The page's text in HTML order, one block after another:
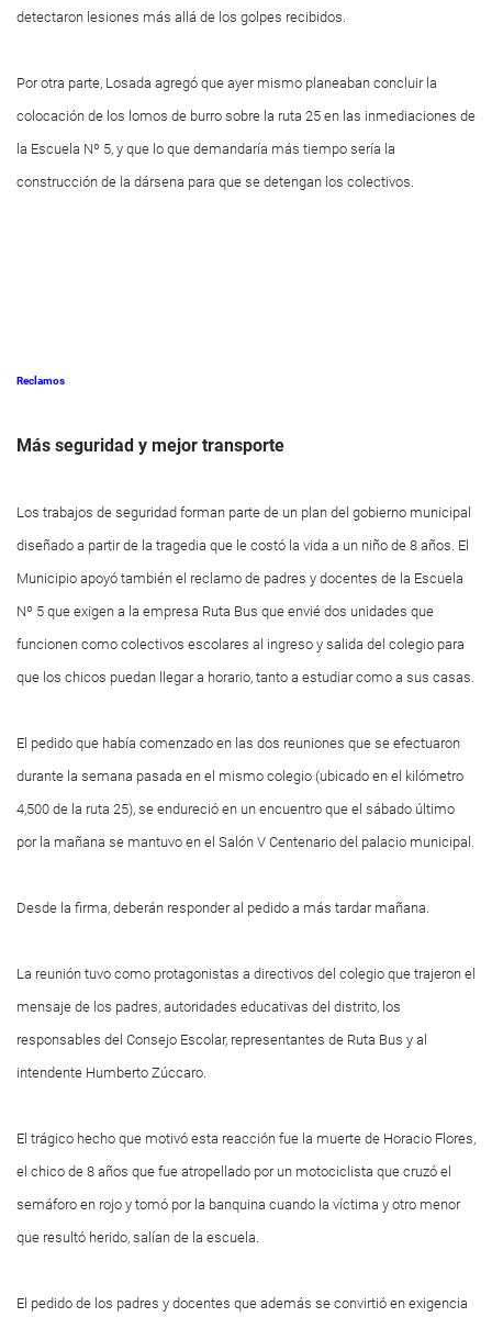
detectaron lesiones más allá de los golpes recibidos.
Por otra parte, Losada agregó que ayer mismo planeaban concluir la
colocación de los lomos de burro sobre la ruta 25 en las inmediaciones de
la Escuela Nº 5, y que lo que demandaría más tiempo sería la
construcción de la dársena para que se detengan los colectivos.
Reclamos
Más seguridad y mejor transporte
Los trabajos de seguridad forman parte de un plan del gobierno municipal
diseñado a partir de la tragedia que le costó la vida a un niño de 8 años. El
Municipio apoyó también el reclamo de padres y docentes de la Escuela
Nº 5 que exigen a la empresa Ruta Bus que envié dos unidades que
funcionen como colectivos escolares al ingreso y salida del colegio para
que los chicos puedan llegar a horario, tanto a estudiar como a sus casas.
El pedido que había comenzado en las dos reuniones que se efectuaron
durante la semana pasada en el mismo colegio (ubicado en el kilómetro
4,500 de la ruta 25), se endureció en un encuentro que el sábado último
por la mañana se mantuvo en el Salón V Centenario del palacio municipal.
Desde la firma, deberán responder al pedido a más tardar mañana.
La reunión tuvo como protagonistas a directivos del colegio que trajeron el
mensaje de los padres, autoridades educativas del distrito, los
responsables del Consejo Escolar, representantes de Ruta Bus y al
intendente Humberto Zúccaro.
El trágico hecho que motivó esta reacción fue la muerte de Horacio Flores,
el chico de 8 años que fue atropellado por un motociclista que cruzó el
semáforo en rojo y tomó por la banquina cuando la víctima y otro menor
que resultó herido, salían de la escuela.
El pedido de los padres y docentes que además se convirtió en exigencia